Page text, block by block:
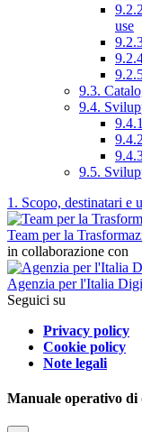
use
9.3.
9.4.
9.5.
1. Scopo, destinatari e
Team per la
in collaborazione con
Agenzia per l'Italia
Seguici su
Privacy policy
Cookie policy
Note legali
Manuale operativo di